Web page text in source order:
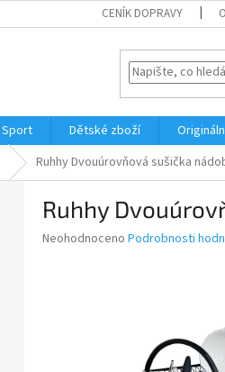
CENÍK DOPRAVY
Sport Dětské zboží
Ruhhy Dvouúrovňová sušička
Ruhhy
Průměrné
Neohodnoceno Podrobnosti